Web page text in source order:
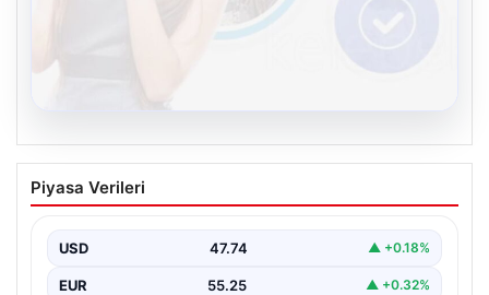
Kelebek sohbet platformu İle Dijital
İletişimin Seviyeli Adresi Ve Sohbet
Dijital ortamında insanların seviyeli bir şekilde iletişim
Piyasa Verileri
USD 47.74 ▲ +0.18%
EUR 55.25 ▲ +0.32%